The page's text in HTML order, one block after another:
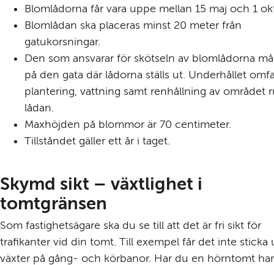
Blomlådorna får vara uppe mellan 15 maj och 1
Blomlådan ska placeras minst 20 meter från
gatukorsningar.
Den som ansvarar för skötseln av blomlådorna
på den gata där lådorna ställs ut. Underhållet
plantering, vattning samt renhållning av området
lådan.
Maxhöjden på blommor är 70 centimeter.
Tillståndet gäller ett år i taget.
Skymd sikt – växtlighet i
tomtgränsen
Som fastighetsägare ska du se till att det är fri sikt för
trafikanter vid din tomt. Till exempel får det inte sticka
växter på gång- och körbanor. Har du en hörntomt